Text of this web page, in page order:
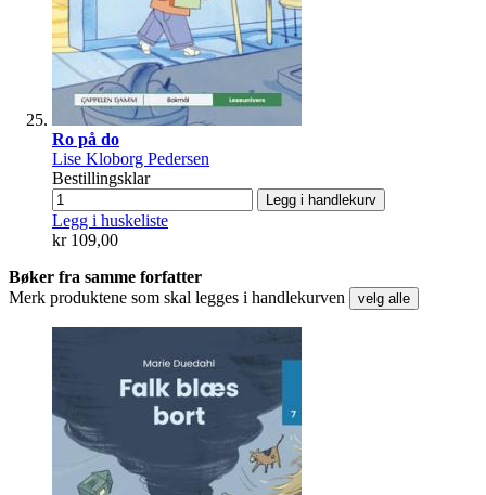
Ro på do
Lise Kloborg Pedersen
Bestillingsklar
Legg i handlekurv
Legg i huskeliste
kr 109,00
Bøker fra samme forfatter
Merk produktene som skal legges i handlekurven
velg alle